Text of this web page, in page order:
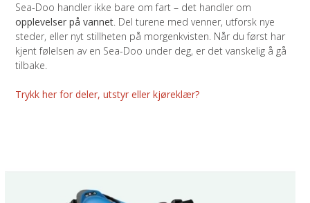
Sea-Doo handler ikke bare om fart – det handler om
opplevelser på vannet. Del turene med venner, utforsk nye
steder, eller nyt stillheten på morgenkvisten. Når du først har
kjent følelsen av en Sea-Doo under deg, er det vanskelig å gå
tilbake.
Trykk her for deler, utstyr eller kjøreklær?